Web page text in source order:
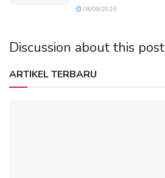
08/08/2026
Discussion about this post
ARTIKEL TERBARU